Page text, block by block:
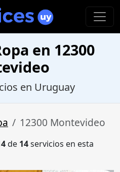
en 12300
en Uruguay
12300 Montevideo
de 14servicios en esta